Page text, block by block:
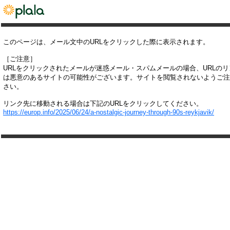
このページは、メール文中のURLをクリックした際に表示されます。
［ご注意］
URLをクリックされたメールが迷惑メール・スパムメールの場合、URLの
は悪意のあるサイトの可能性がございます。サイトを閲覧されないようご
さい。
リンク先に移動される場合は下記のURLをクリックしてください。
https://europ.info/2025/06/24/a-nostalgic-journey-through-90s-reykjavik/